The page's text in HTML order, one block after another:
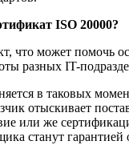
ISO 20000?
что может помочь
разных IT-
в таковых
отыскивает
или же
станут